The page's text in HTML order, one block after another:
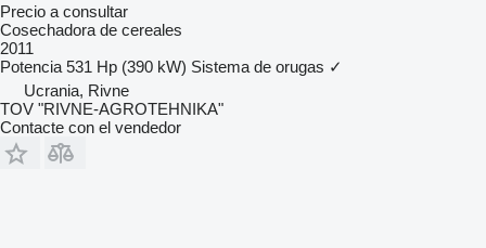
Precio a consultar
Cosechadora de cereales
2011
Potencia 531 Hp (390 kW) Sistema de orugas ✓
Ucrania, Rivne
TOV "RIVNE-AGROTEHNIKA"
Contacte con el vendedor